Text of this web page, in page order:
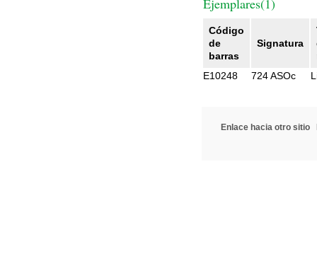
Ejemplares(1)
Código
de
barras
Signatura
E10248
724 ASOc
Enlace hacia otro sitio